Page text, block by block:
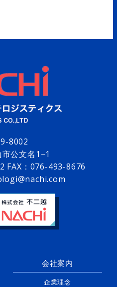
8002
公文名1−1
FAX：076-493-8676
会社案内
企業理念